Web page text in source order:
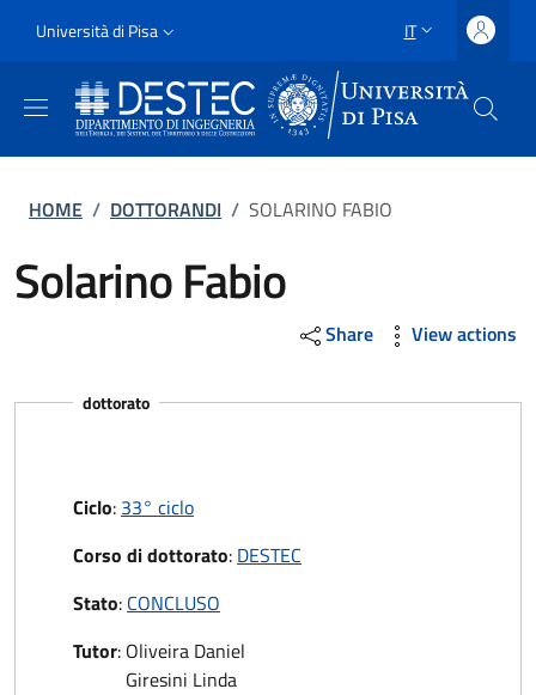
Slim
Università di Pisa SELETTORE
IT
Briciole di pane
HOME / DOTTORANDI / SOLARINO FABIO
Solarino Fabio
Share View actions
dottorato
Ciclo: 33° ciclo
Corso di dottorato: DESTEC
Stato: CONCLUSO
Tutor: Oliveira Daniel
Giresini Linda